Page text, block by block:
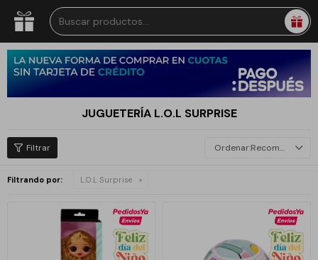
JUGUETERÍA L.O.L SURPRISE
Recomendados
Filtrando por: L.O.L Surprise